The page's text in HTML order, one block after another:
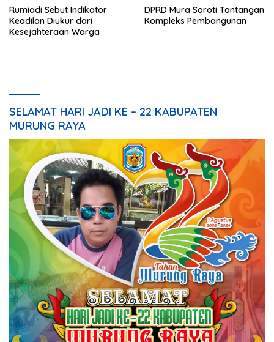
Rumiadi Sebut Indikator
Keadilan Diukur dari
Kesejahteraan Warga
DPRD Mura Soroti Tantangan
Kompleks Pembangunan
SELAMAT HARI JADI KE – 22 KABUPATEN
MURUNG RAYA